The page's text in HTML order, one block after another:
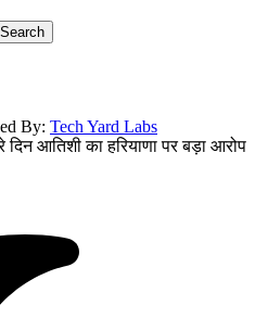
By: Tech Yard Labs
दिन आतिशी का हरियाणा पर बड़ा आरोप